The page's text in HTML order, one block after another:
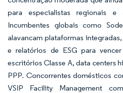
para especialistas regionais e
Incumbentes globais como
alavancam plataformas
e relatórios de ESG para
escritórios Classe A, data centers
PPP. Concorrentes domésticos
VSIP Facility Management